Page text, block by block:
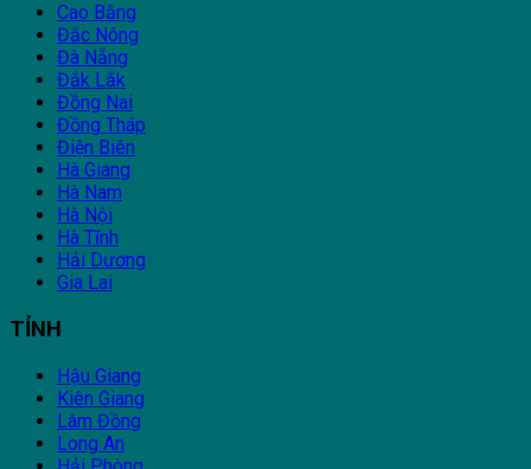
Cao Bằng
Đắc Nông
Đà Nẵng
Đắk Lắk
Đồng Nai
Đồng Tháp
Điện Biên
Hà Giang
Hà Nam
Hà Nội
Hà Tĩnh
Hải Dương
Gia Lai
TỈNH
Hậu Giang
Kiên Giang
Lâm Đồng
Long An